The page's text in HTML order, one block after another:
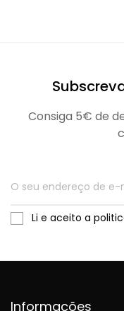
Consiga 5€ de
Li e aceito a
Informações